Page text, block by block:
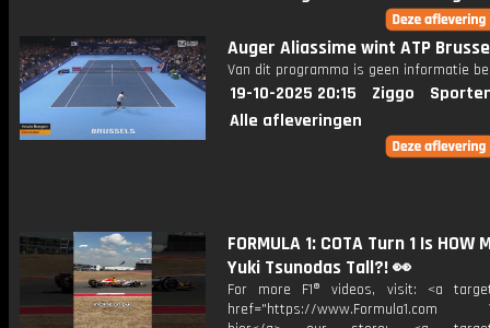
Auger Aliassime wint ATP
Van dit programma is geen informatie
19-10-2025 20:15 Ziggo
Alle afleveringen
FORMULA 1: COTA Turn 1 Is HOW
Yuki Tsunodas Tall?! 👀
For more F1® videos, visit: <a
href="https://www.Formula1.com